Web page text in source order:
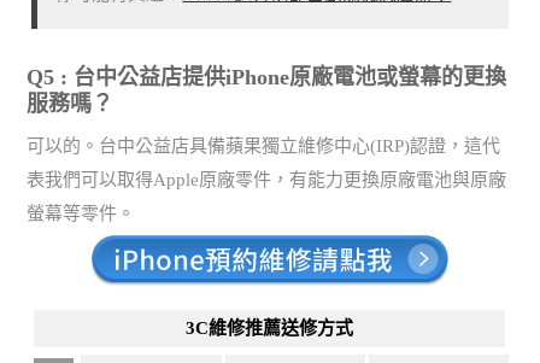
Q5 : 台中公益店提供iPhone原廠電池或螢幕的更換
服務嗎？
可以的。台中公益店具備蘋果獨立維修中心(IRP)認證，這代
表我們可以取得Apple原廠零件，有能力更換原廠電池與原廠
螢幕等零件。
3C維修推薦送修方式